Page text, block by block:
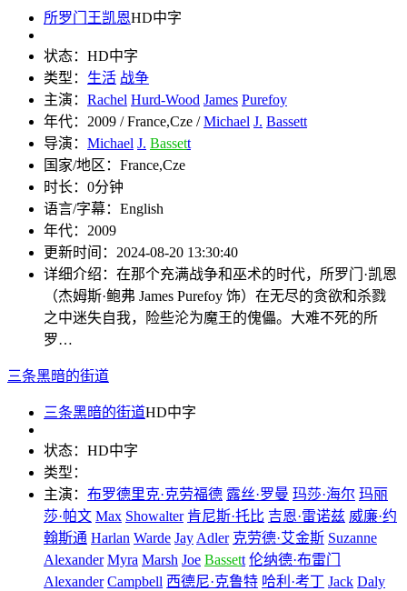
所罗门王凯恩HD中字
状态： HD中字
类型： 生活 战争
主演： Rachel Hurd-Wood James Purefoy
年代： 2009 / France,Cze /Michael J. Bassett
导演： Michael J. Bassett
国家/地区： France,Cze
时长： 0分钟
语言/字幕： English
年代： 2009
更新时间： 2024-08-20 13:30:40
详细介绍： 在那个充满战争和巫术的时代，所罗门·凯恩
（杰姆斯·鲍弗 James Purefoy 饰）在无尽的贪欲和杀戮
之中迷失自我，险些沦为魔王的傀儡。大难不死的所
罗…
三条黑暗的街道
三条黑暗的街道HD中字
状态： HD中字
类型：
主演： 布罗德里克·克劳福德 露丝·罗曼 玛莎·海尔 玛丽
莎·帕文 Max Showalter 肯尼斯·托比 吉恩·雷诺兹 威廉·约
翰斯通 Harlan Warde JayAdler 克劳德·艾金斯 Suzanne
Alexander Myra Marsh Joe Bassett 伦纳德·布雷门
Alexander Campbell 西德尼·克鲁特 哈利·考丁 Jack Daly